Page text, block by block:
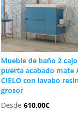
Mueble de baño 2
puerta acabado mate
CIELO con lavabo
grosor
Desde610.00€